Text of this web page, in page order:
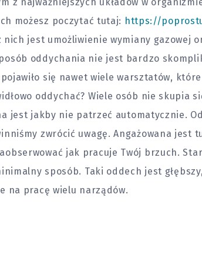
możesz poczytać tutaj: https://
nich jest umożliwienie wymiany gazowej
oddychania nie jest bardzo
się nawet wiele warsztatów,
oddychać? Wiele osób nie skupia
jest jakby nie patrzeć automatycznie.
zwrócić uwagę. Angażowana jest
jak pracuje Twój brzuch.
sposób. Taki oddech jest
na pracę wielu narządów.